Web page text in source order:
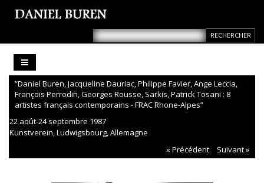
“Daniel Buren, Jacqueline Dauriac, Philippe Favier, Ange Leccia,
François Perrodin, Georges Rousse, Sarkis, Patrick Tosani : 8
artistes français contemporains - FRAC Rhone-Alpes”
22 août-24 septembre 1987
Kunstverein, Ludwigsbourg, Allemagne
« Précédent
Suivant »